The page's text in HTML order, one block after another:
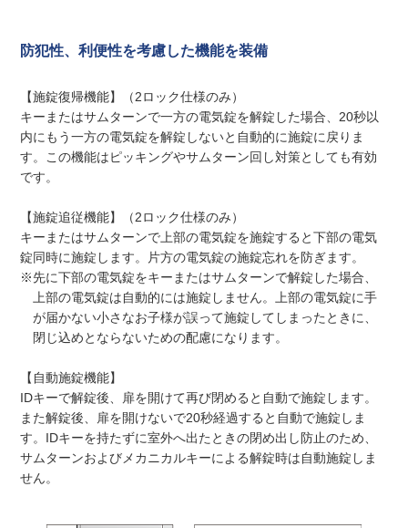
防犯性、利便性を考慮した機能を装備
【施錠復帰機能】（2ロック仕様のみ）
キーまたはサムターンで一方の電気錠を解錠した場合、20秒以
内にもう一方の電気錠を解錠しないと自動的に施錠に戻りま
す。この機能はピッキングやサムターン回し対策としても有効
です。
【施錠追従機能】（2ロック仕様のみ）
キーまたはサムターンで上部の電気錠を施錠すると下部の電気
錠同時に施錠します。片方の電気錠の施錠忘れを防ぎます。
※先に下部の電気錠をキーまたはサムターンで解錠した場合、
上部の電気錠は自動的には施錠しません。上部の電気錠に手
が届かない小さなお子様が誤って施錠してしまったときに、
閉じ込めとならないための配慮になります。
【自動施錠機能】
IDキーで解錠後、扉を開けて再び閉めると自動で施錠します。
また解錠後、扉を開けないで20秒経過すると自動で施錠しま
す。IDキーを持たずに室外へ出たときの閉め出し防止のため、
サムターンおよびメカニカルキーによる解錠時は自動施錠しま
せん。